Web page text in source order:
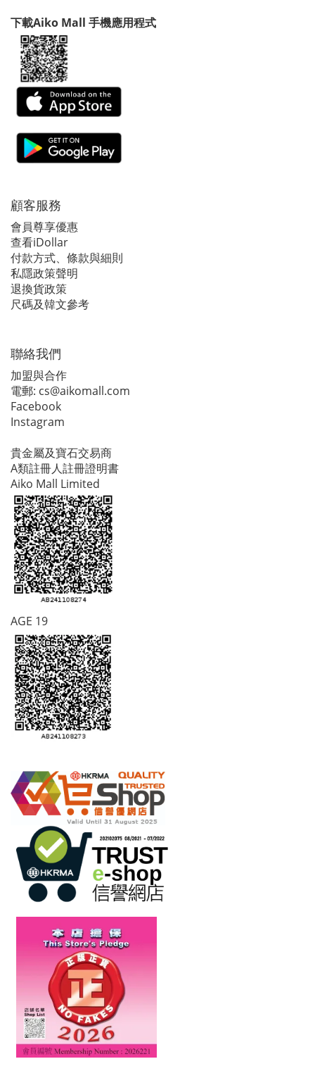
下載Aiko Mall 手機應用程式
顧客服務
會員尊享優惠
查看iDollar
付款方式、條款與細則
私隱政策聲明
退換貨政策
尺碼及韓文參考
聯絡我們
加盟與合作
電郵: cs@aikomall.com
Facebook
Instagram
貴金屬及寶石交易商
A類註冊人註冊證明書
Aiko Mall Limited
AGE 19